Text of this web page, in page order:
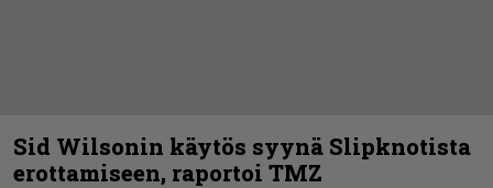
Sid Wilsonin käytös syynä Slipknotista
erottamiseen, raportoi TMZ